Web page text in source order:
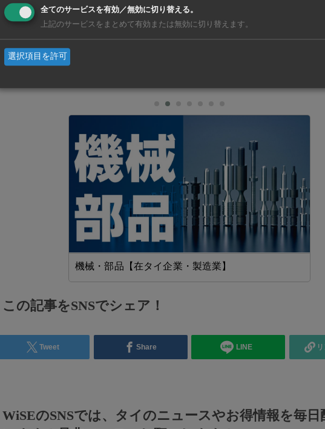
工場で生産している。ベトナムでの生産により、2030年までにグループ全
https://ashu-
機械・部品【在タイ企業・製造業】
この記事をSNSでシェア！
Tweet Share LINE
WiSEのSNSでは、タイのニュースやお得情報を毎日
全てのサービスを有効／無効に切り替える。
上記のサービスをまとめて有効または無効に切り替えます。
選択項目を許可